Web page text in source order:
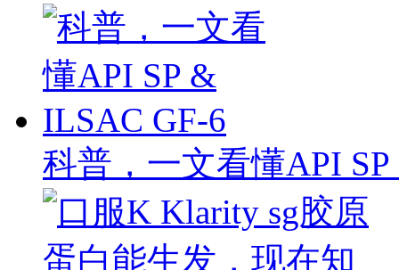
科普，一文看懂API